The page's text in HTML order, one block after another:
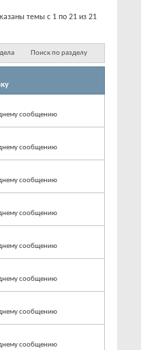
темы с 1 по 21 из 21
Поиск по разделу